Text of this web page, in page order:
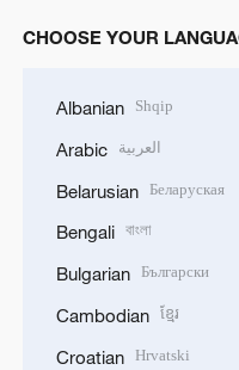
CHOOSE YOUR
Albanian Shqip
Arabic العربية
Belarusian Беларуская
Bengali বাংলা
Bulgarian Български
Cambodian ខ្មែរ
Croatian Hrvatski